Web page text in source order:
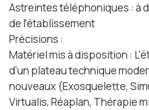
Astreintes téléphoniques : à
de l'établissement
Précisions :
Matériel mis à disposition :
d'un plateau technique
nouveaux (Exosquelette,
Virtualis, Réaplan, Thérapie